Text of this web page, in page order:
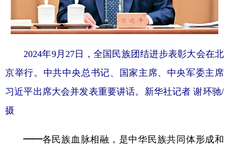
山东 河南 湖北
广东 广西 海南 重庆
四川 贵州 云南 西藏
陕西 甘肃 青海 宁夏
新疆 内蒙古 黑龙江
2024年9月27日，全国民族团结进步表彰大会在北
京举行。中共中央总书记、国家主席、中央军委主席
习近平出席大会并发表重要讲话。新华社记者 谢环驰/
摄
——各民族血脉相融，是中华民族共同体形成和